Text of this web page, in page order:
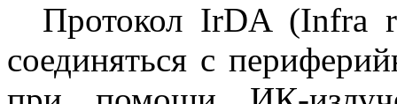
Протокол IrDA (Infra
соединяться с